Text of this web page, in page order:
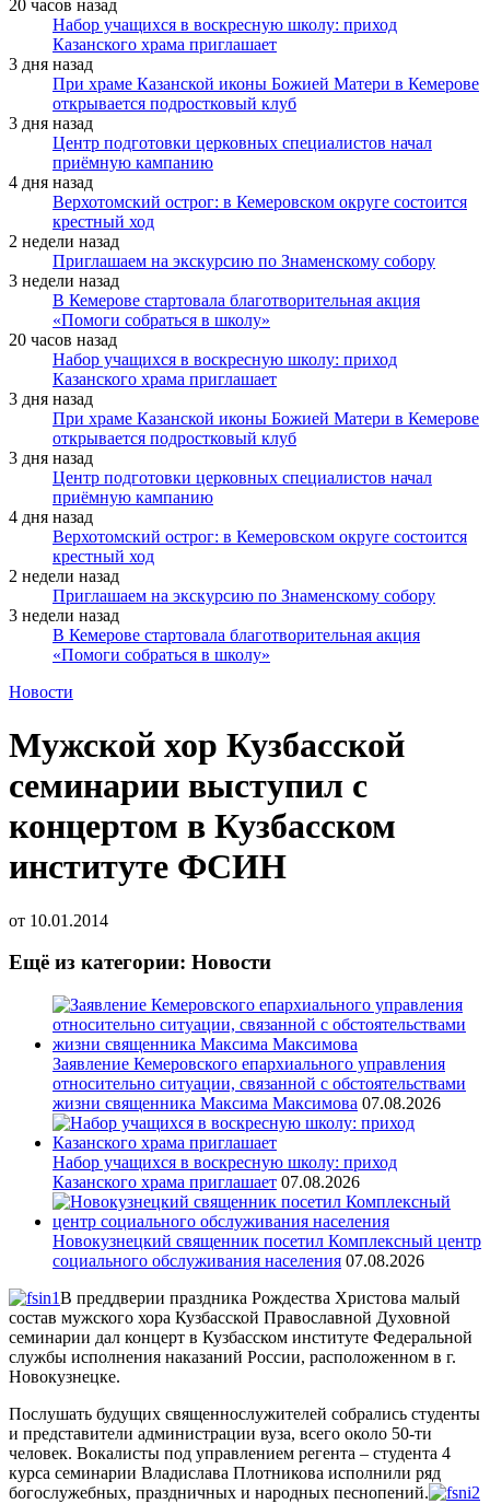
20 часов назад
Набор учащихся в воскресную школу: приход
Казанского храма приглашает
3 дня назад
При храме Казанской иконы Божией Матери в Кемерове
открывается подростковый клуб
3 дня назад
Центр подготовки церковных специалистов начал
приёмную кампанию
4 дня назад
Верхотомский острог: в Кемеровском округе состоится
крестный ход
2 недели назад
Приглашаем на экскурсию по Знаменскому собору
3 недели назад
В Кемерове стартовала благотворительная акция
«Помоги собраться в школу»
20 часов назад
Набор учащихся в воскресную школу: приход
Казанского храма приглашает
3 дня назад
При храме Казанской иконы Божией Матери в Кемерове
открывается подростковый клуб
3 дня назад
Центр подготовки церковных специалистов начал
приёмную кампанию
4 дня назад
Верхотомский острог: в Кемеровском округе состоится
крестный ход
2 недели назад
Приглашаем на экскурсию по Знаменскому собору
3 недели назад
В Кемерове стартовала благотворительная акция
«Помоги собраться в школу»
Новости
Мужской хор Кузбасской
семинарии выступил с
концертом в Кузбасском
институте ФСИН
от 10.01.2014
Ещё из категории: Новости
Заявление Кемеровского епархиального управления
относительно ситуации, связанной с обстоятельствами
жизни священника Максима Максимова 07.08.2026
Набор учащихся в воскресную школу: приход
Казанского храма приглашает 07.08.2026
Новокузнецкий священник посетил Комплексный центр
социального обслуживания населения 07.08.2026
В преддверии праздника Рождества Христова малый
состав мужского хора Кузбасской Православной Духовной
семинарии дал концерт в Кузбасском институте Федеральной
службы исполнения наказаний России, расположенном в г.
Новокузнецке.
Послушать будущих священнослужителей собрались студенты
и представители администрации вуза, всего около 50-ти
человек. Вокалисты под управлением регента – студента 4
курса семинарии Владислава Плотникова исполнили ряд
богослужебных, праздничных и народных песнопений.